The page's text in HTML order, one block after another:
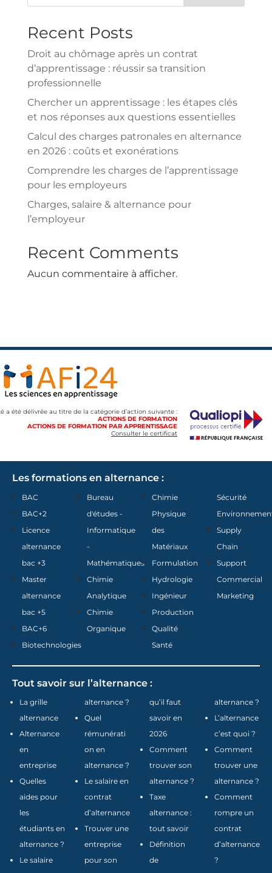
Recent Posts
Droit au chômage après un contrat
d’apprentissage : réussir sa transition
professionnelle
Chercher un apprentissage : les étapes clés
et nos réponses aux questions essentielles
Calcul des charges patronales en alternance
en 2026 : coûts et exonérations
Comprendre les charges de l’apprentissage
pour les employeurs
Charges, salaire & alternance pour
l’employeur
Recent Comments
Aucun commentaire à afficher.
a été délivrée au titre de la catégorie d’action suivante :
ACTIONS DE FORMATION
ACTIONS DE FORMATION PAR APPRENTISSAGE
Consulter le certificat
Les formations en alternance :
BAC
BAC+2
Licence
alternance
bac +3
Master
alternance
bac +5
BAC+6
Biotechnologies
Bureau
d'études -
Informatique
-
Mathématiques
Chimie
Analytique
Chimie
Organique
Chimie
Physique
des
Matériaux
Formulation
Hydrologie
Ingénieur
Production
Qualité
Santé
Sécurité
Supply
Chain
Support
Commercial
Marketing
Tout savoir sur l’alternance :
La grille
alternance
Alternance
en
entreprise
Quelles
aides pour
les
étudiants en
alternance ?
Le salaire
alternance ?
Quel
rémunérati
on en
alternance ?
Le salaire en
contrat
d’alternance
Trouver une
entreprise
pour son
qu’il faut
savoir en
2026
Comment
trouver son
alternance ?
Taxe
alternance :
tout savoir
Définition
de
alternance ?
L’alternance
c’est quoi ?
Comment
trouver une
alternance ?
Comment
rompre un
contrat
d’alternance
?